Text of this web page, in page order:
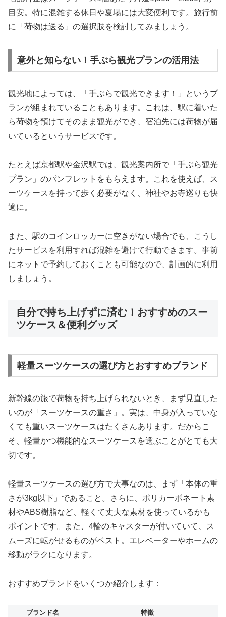
目安。特に混雑する休日や夏場には大変便利です。旅行前
に「荷物は送る」の選択肢を検討してみましょう。
意外と知らない！手ぶら観光プランの活用法
観光地によっては、「手ぶらで観光できます！」というプ
ランが組まれていることもあります。これは、駅に着いた
ら荷物を預けてそのまま観光ができ、宿泊先には荷物が届
いているというサービスです。
たとえば京都駅や金沢駅では、観光案内所で「手ぶら観光
プラン」のパンフレットをもらえます。これを使えば、ス
ーツケースを持って歩く必要がなく、神社やお寺巡りも快
適に。
また、駅のコインロッカーに空きがない場合でも、こうし
たサービスを利用すれば混雑を避けて行動できます。事前
にネットで予約しておくことも可能なので、計画的に利用
しましょう。
自分で持ち上げずに済む！おすすめのスー
ツケース＆便利グッズ
軽量スーツケースの選び方とおすすめブランド
新幹線の旅で荷物を持ち上げられないとき、まず見直した
いのが「スーツケースの重さ」。実は、中身が入っていな
くても重いスーツケースはたくさんあります。だからこ
そ、軽量かつ機能的なスーツケースを選ぶことがとても大
切です。
軽量スーツケースの選び方で大事なのは、まず「本体の重
さが3kg以下」であること。さらに、ポリカーボネート素
材やABS樹脂など、軽くて丈夫な素材を使っているかも
ポイントです。また、4輪のキャスターが付いていて、ス
ムーズに転がせるものがベスト。エレベーターやホームの
移動がラクになります。
おすすめブランドをいくつか紹介します：
ブランド名
特徴